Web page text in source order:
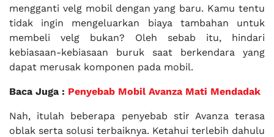
mengganti velg mobil dengan yang baru. Kamu tentu
tidak ingin mengeluarkan biaya tambahan untuk
membeli velg bukan? Oleh sebab itu, hindari
kebiasaan-kebiasaan buruk saat berkendara yang
dapat merusak komponen pada mobil.
Baca Juga : Penyebab Mobil Avanza Mati Mendadak
Nah, itulah beberapa penyebab stir Avanza terasa
oblak serta solusi terbaiknya. Ketahui terlebih dahulu